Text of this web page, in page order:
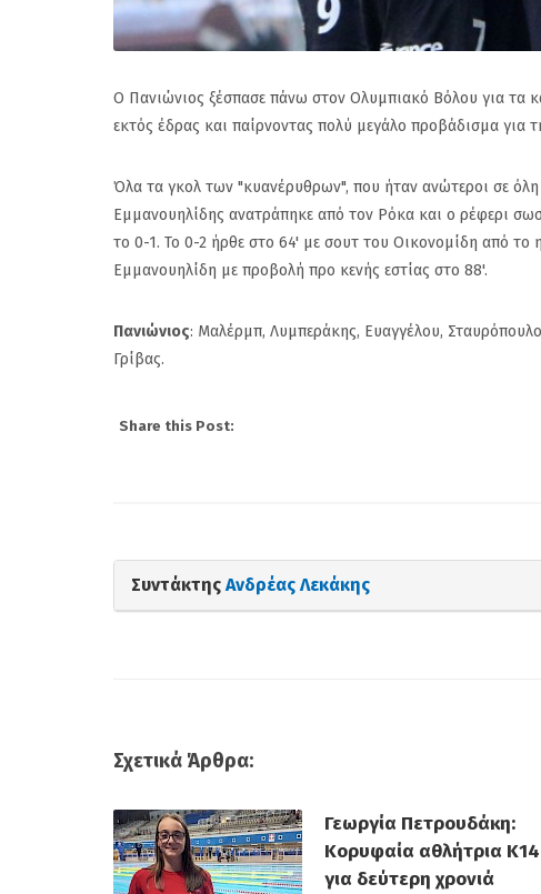
Ο Πανιώνιος ξέσπασε πάνω στον Ολυμπιακό Βόλου για τα
εκτός έδρας και παίρνοντας πολύ μεγάλο προβάδισμα
Όλα τα γκολ των "κυανέρυθρων", που ήταν ανώτεροι σε όλη
Εμμανουηλίδης ανατράπηκε από τον Ρόκα και ο ρέφερι
το 0-1. Το 0-2 ήρθε στο 64' με σουτ του Οικονομίδη από το
Εμμανουηλίδη με προβολή προ κενής εστίας στο 88'.
Πανιώνιος: Μαλέρμπ, Λυμπεράκης, Ευαγγέλου,
Γρίβας.
Share this Post:
Συντάκτης Ανδρέας Λεκάκης
Σχετικά Άρθρα:
Γεωργία Πετρουδάκη:
Κορυφαία αθλήτρια Κ14
για δεύτερη χρονιά